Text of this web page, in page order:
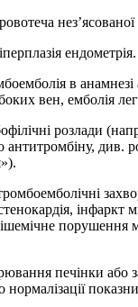
нез’ясованої
ендометрія.
в
вен, емболія
розлади
антитромбіну, див.
інфаркт
порушення
печінки або
нормалізації